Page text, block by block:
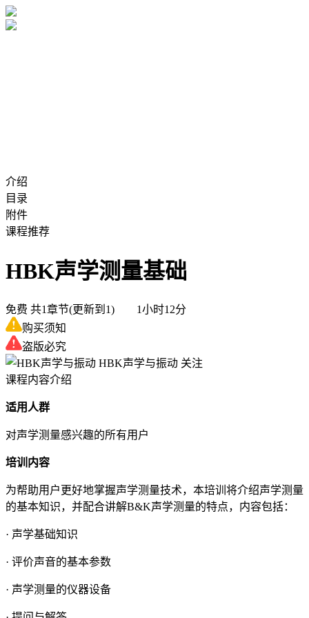
介绍
目录
附件
课程推荐
HBK声学测量基础
免费 共1章节(更新到1) 1小时12分
购买须知
盗版必究
HBK声学与振动 关注
课程内容介绍
适用人群
对声学测量感兴趣的所有用户
培训内容
为帮助用户更好地掌握声学测量技术，本培训将介绍声学测量
的基本知识，并配合讲解B&K声学测量的特点，内容包括：
· 声学基础知识
· 评价声音的基本参数
· 声学测量的仪器设备